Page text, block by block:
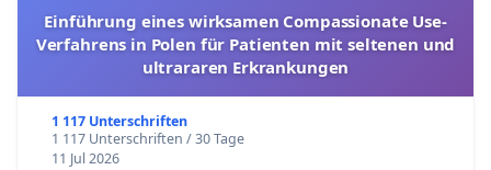
Einführung eines wirksamen Compassionate Use-
Verfahrens in Polen für Patienten mit seltenen und
ultrararen Erkrankungen
1 117 Unterschriften
1 117 Unterschriften / 30 Tage
11 Jul 2026